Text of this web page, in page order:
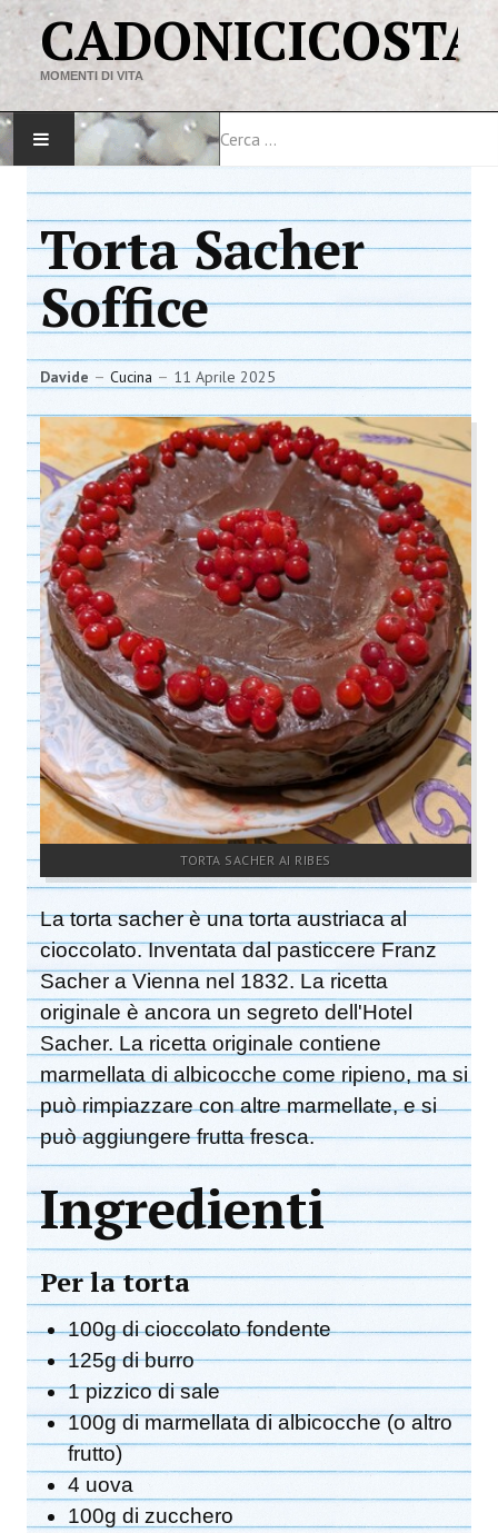
CADONICICOSTA
MOMENTI DI VITA
HOME
MAPPA DEL SITO
VIAGGI
LINK
Torta Sacher
Soffice
Davide Cucina 11 Aprile 2025
TORTA SACHER AI RIBES
La torta sacher è una torta austriaca al
cioccolato. Inventata dal pasticcere Franz
Sacher a Vienna nel 1832. La ricetta
originale è ancora un segreto dell'Hotel
Sacher. La ricetta originale contiene
marmellata di albicocche come ripieno, ma si
può rimpiazzare con altre marmellate, e si
può aggiungere frutta fresca.
Ingredienti
Per la torta
100g di cioccolato fondente
125g di burro
1 pizzico di sale
100g di marmellata di albicocche (o altro
frutto)
4 uova
100g di zucchero